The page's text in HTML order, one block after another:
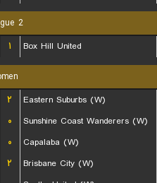
2
۱ Box Hill United
۲
Eastern Suburbs (W)
۰
Sunshine Coast Wanderers (W)
۰
Capalaba (W)
۲
Brisbane City (W)